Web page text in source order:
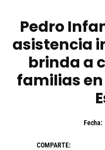
Pedro
asistencia
brinda a
familias en
Fecha:
COMPARTE: